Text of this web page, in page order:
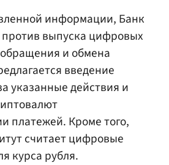
информации, Банк
выпуска цифровых
и обмена
введение
указанные действия и
платежей. Кроме того,
считает цифровые
курса рубля.